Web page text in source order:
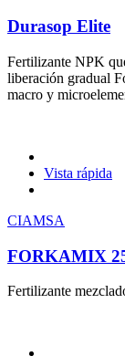
Durasop Elite
Fertilizante NPK
liberación gradual
macro y
Vista rápida
CIAMSA
FORKAMIX
Fertilizante